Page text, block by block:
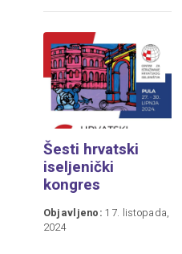
Šesti hrvatski
iseljenički
kongres
Objavljeno: 17. listopada,
2024